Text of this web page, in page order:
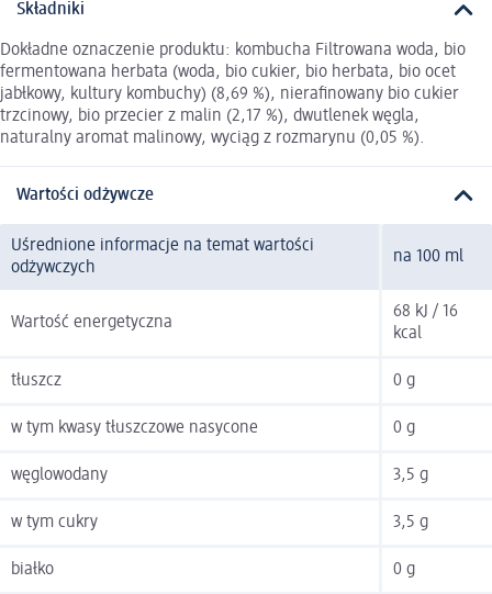
Składniki
Dokładne oznaczenie produktu: kombucha Filtrowana woda, bio
fermentowana herbata (woda, bio cukier, bio herbata, bio ocet
jabłkowy, kultury kombuchy) (8,69 %), nierafinowany bio cukier
trzcinowy, bio przecier z malin (2,17 %), dwutlenek węgla,
naturalny aromat malinowy, wyciąg z rozmarynu (0,05 %).
Wartości odżywcze
Uśrednione informacje na temat wartości
odżywczych
na 100 ml
Wartość energetyczna
68 kJ / 16
kcal
tłuszcz 0 g
w tym kwasy tłuszczowe nasycone 0 g
węglowodany 3,5 g
w tym cukry 3,5 g
białko 0 g